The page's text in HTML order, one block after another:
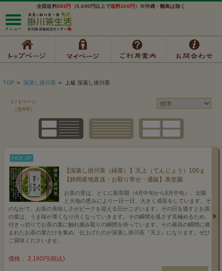
全国送料583円 （5,400円以上で送料100円 ）※沖縄・離島は除く
TOP > 深蒸し掛川茶 > 上級 深蒸し掛川茶
1 / 1ページ
（全6件）
PICK UP
【深蒸し掛川茶（緑茶）】天上（てんじょう）100ｇ
【静岡産地直送・お取り寄せ・通販】美笠園
お茶の芽は、とくに新茶期（4月中旬から5月中旬）、太陽
と大地の恵みにより一日一日、大きく成長をしています。そ
のなかで、お茶の美味しさがピークを迎える日がございます。その日を逃すとお茶
の葉は、うま味が薄くなり渋くなっていきます。その瞬間を逃さず見極めるため、
付きっ切りでお茶の葉に触れ摘み取りの瞬間を待っています。その最高の瞬間に摘
まれたお茶の葉だけを集め、仕上げたのが深蒸し掛川茶『天上』になります。ぜひ
ご賞味くださいませ。
価格： 2,160円(税込)